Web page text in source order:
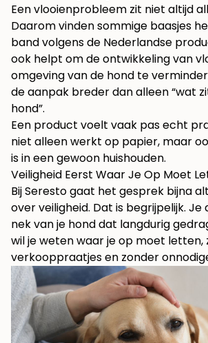
Een vlooienprobleem zit niet altijd
Daarom vinden sommige baasjes
band volgens de Nederlandse
ook helpt om de ontwikkeling van
omgeving van de hond te
de aanpak breder dan alleen “wat
hond”.
Een product voelt vaak pas echt
niet alleen werkt op papier, maar
is in een gewoon huishouden.
Veiligheid Eerst Waar Je Op Moet
Bij Seresto gaat het gesprek bijna
over veiligheid. Dat is begrijpelijk.
nek van je hond dat langdurig
wil je weten waar je op moet letten,
verkooppraatjes en zonder